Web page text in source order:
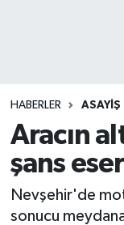
HABERLER ASAYIŞ
Aracın
şans
Nevşehir'de
sonucu
Spor
Siyaset
Haber Arşivi